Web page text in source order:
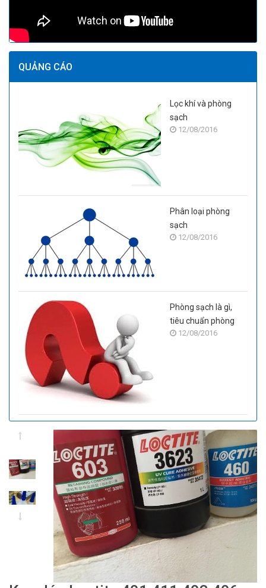
QUẢNG CÁO
Lọc khí và phòng
sạch
12/08/2016
Phân loại phòng
sạch
12/08/2016
Phòng sạch là gì,
tiêu chuẩn phòng
sạch12/08/2016